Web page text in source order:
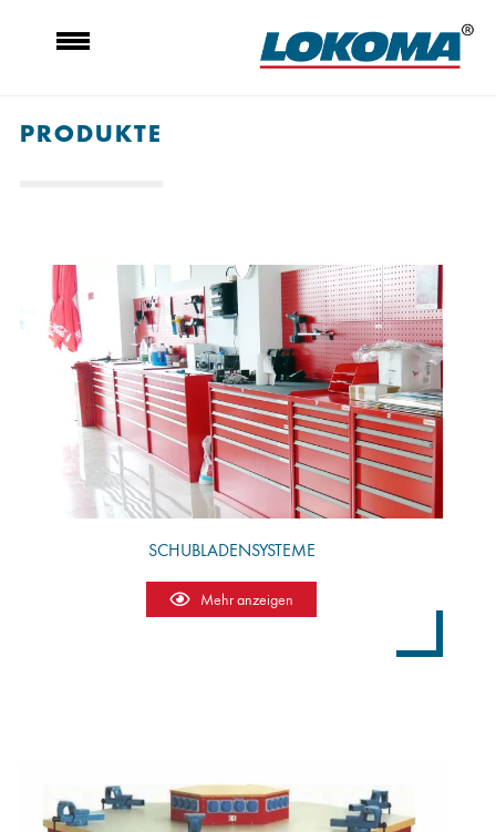
PRODUKTE
SCHUBLADENSYSTEME
Mehr anzeigen